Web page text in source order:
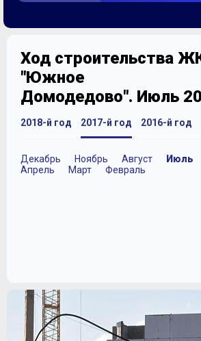
Ход строительства
"Южное
Домодедово". Июль
2018-й год 2017-й год
Декабрь Ноябрь Август Июль
Апрель
Март Февраль
2016-й год